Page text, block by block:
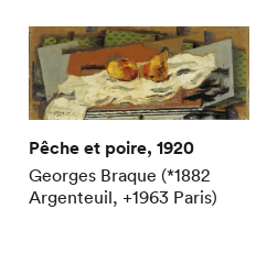
Pêche et poire, 1920
Georges Braque (*1882
Argenteuil, +1963 Paris)